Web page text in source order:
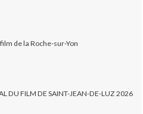
de la Roche-sur-Yon
DU FILM DE SAINT-JEAN-DE-LUZ 2026